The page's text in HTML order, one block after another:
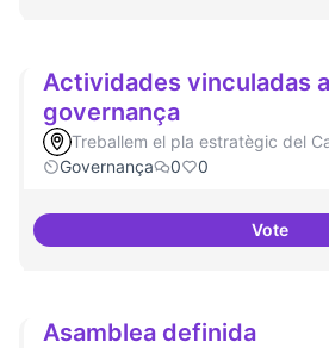
Actividades vinculadas
governança
Treballem el pla estratègic del
Governança
0 0
Vote
Asamblea definida